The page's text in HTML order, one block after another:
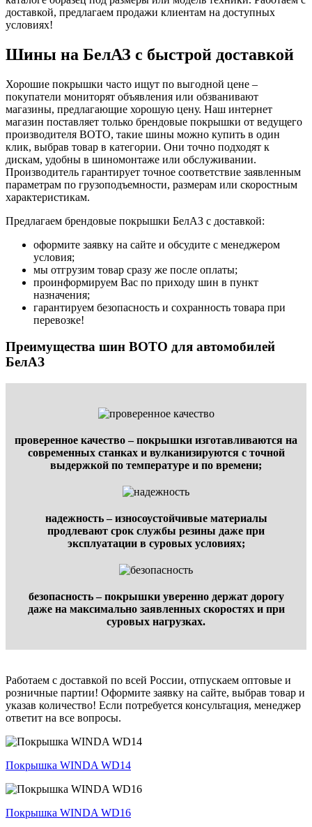
доставкой, предлагаем продажи клиентам на доступных
условиях!
Шины на БелАЗ с быстрой доставкой
Хорошие покрышки часто ищут по выгодной цене –
покупатели мониторят объявления или обзванивают
магазины, предлагающие хорошую цену. Наш интернет
магазин поставляет только брендовые покрышки от ведущего
производителя ВОТО, такие шины можно купить в один
клик, выбрав товар в категории. Они точно подходят к
дискам, удобны в шиномонтаже или обслуживании.
Производитель гарантирует точное соответствие заявленным
параметрам по грузоподъемности, размерам или скоростным
характеристикам.
Предлагаем брендовые покрышки БелАЗ с доставкой:
оформите заявку на сайте и обсудите с менеджером
условия;
мы отгрузим товар сразу же после оплаты;
проинформируем Вас по приходу шин в пункт
назначения;
гарантируем безопасность и сохранность товара при
перевозке!
Преимущества шин BOTO для автомобилей
БелАЗ
проверенное качество – покрышки изготавливаются на
современных станках и вулканизируются с точной
выдержкой по температуре и по времени;
надежность – износоустойчивые материалы
продлевают срок службы резины даже при
эксплуатации в суровых условиях;
безопасность – покрышки уверенно держат дорогу
даже на максимально заявленных скоростях и при
суровых нагрузках.
Работаем с доставкой по всей России, отпускаем оптовые и
розничные партии! Оформите заявку на сайте, выбрав товар и
указав количество! Если потребуется консультация, менеджер
ответит на все вопросы.
Покрышка WINDA WD14
Покрышка WINDA WD16